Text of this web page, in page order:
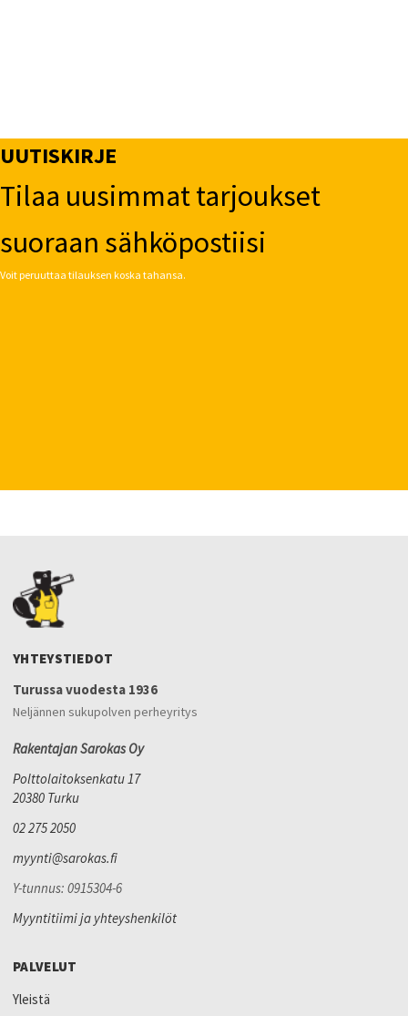
UUTISKIRJE
Tilaa uusimmat tarjoukset
suoraan sähköpostiisi
Voit peruuttaa tilauksen koska tahansa.
YHTEYSTIEDOT
Turussa vuodesta 1936
Neljännen sukupolven perheyritys
Rakentajan Sarokas Oy
Polttolaitoksenkatu 17
20380 Turku
02 275 2050
myynti@sarokas.fi
Y-tunnus: 0915304-6
Myyntitiimi ja yhteyshenkilöt
PALVELUT
Yleistä